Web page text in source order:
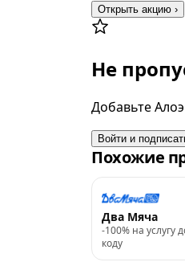
Открыть акцию ›
Не
Добавьте
Войти и
Похожие
Два Мяча
-100% на услугу
коду